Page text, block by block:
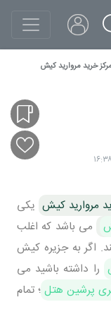
خرید مروارید کیش
مروارید کیش یکی
می باشد که اغلب
اگر به جزیره کیش
را داشته باشید می
پرشین هتل؛ تمام